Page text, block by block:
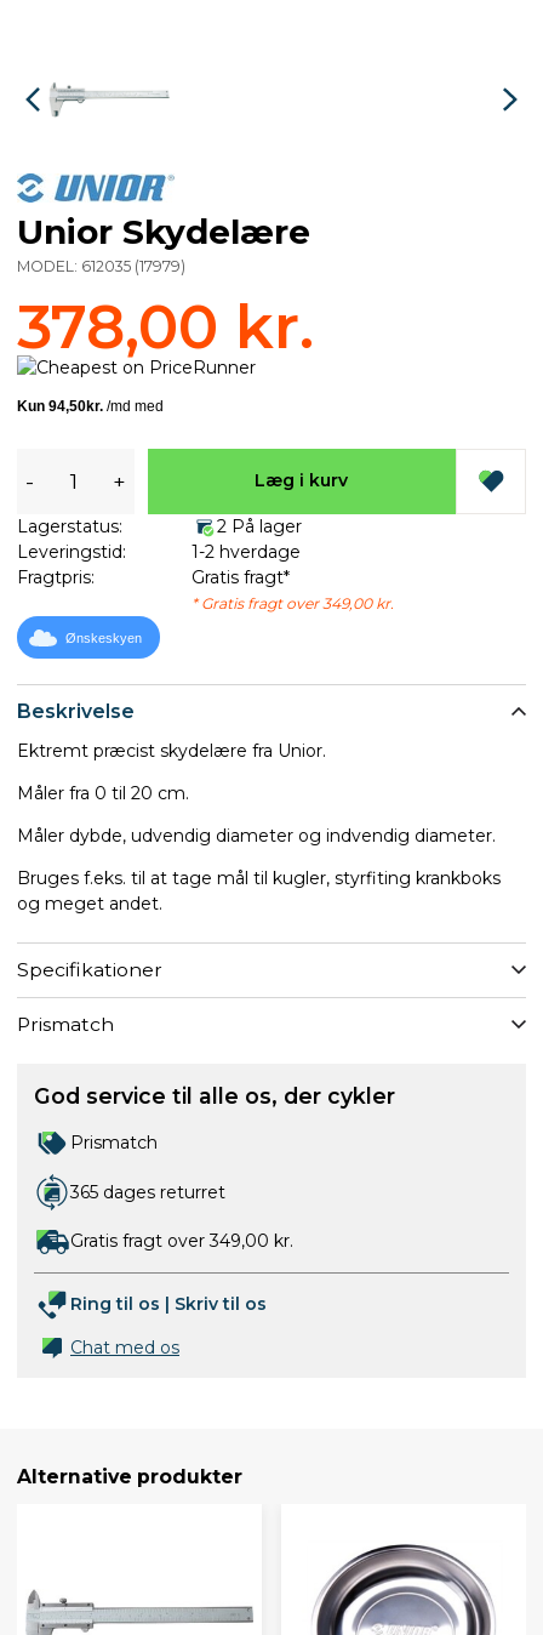
Beskrivelse
Ektremt præcist skydelære fra Unior.
Måler fra 0 til 20 cm.
Måler dybde, udvendig diameter og indvendig diameter.
Bruges f.eks. til at tage mål til kugler, styrfiting krankboks
og meget andet.
Specifikationer
Prismatch
Unior Skydelære
MODEL: 612035 (17979)
378,00 kr.
- + Læg i kurv
Lagerstatus:
2 På lager
Leveringstid:
1-2 hverdage
Fragtpris:
Gratis fragt*
* Gratis fragt over 349,00 kr.
Ønskeskyen
God service til alle os, der cykler
Prismatch
365 dages returret
Gratis fragt over 349,00 kr.
Ring til os | Skriv til os
Chat med os
Alternative produkter